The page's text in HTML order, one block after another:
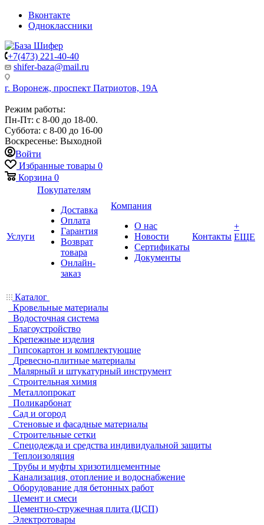
Вконтакте
Одноклассники
+7(473) 221-40-40
shifer-baza@mail.ru
г. Воронеж, проспект Патриотов, 19А
Режим работы:
Пн-Пт: с 8-00 до 18-00.
Суббота: с 8-00 до 16-00
Воскресенье: Выходной
Войти
Избранные товары 0
Корзина 0
Услуги
Покупателям
Доставка
Оплата
Гарантия
Возврат
товара
Онлайн-
заказ
Компания
О нас
Новости
Сертификаты
Документы
Контакты
+
ЕЩЕ
Каталог
Кровельные материалы
Водосточная система
Благоустройство
Крепежные изделия
Гипсокартон и комплектующие
Древесно-плитные материалы
Малярный и штукатурный инструмент
Строительная химия
Металлопрокат
Поликарбонат
Сад и огород
Стеновые и фасадные материалы
Строительные сетки
Спецодежда и средства индивидуальной защиты
Теплоизоляция
Трубы и муфты хризотилцементные
Канализация, отопление и водоснабжение
Оборудование для бетонных работ
Цемент и смеси
Цементно-стружечная плита (ЦСП)
Электротовары